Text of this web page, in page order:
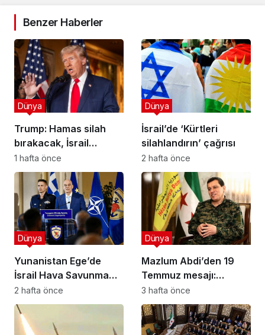
Benzer Haberler
Trump: Hamas silah
bırakacak, İsrail
Gazze’den çekilecek
Dünya
1 hafta önce
İsrail’de ‘Kürtleri
silahlandırın’ çağrısı
Dünya
2 hafta önce
Yunanistan Ege’de
İsrail Hava Savunma
Kalkanı Kuruyor: Yeni
Savunma Paketinde
Neler Var?
Dünya
2 hafta önce
Mazlum Abdi’den 19
Temmuz mesajı:
Demokratik ve çoğulcu
Suriye vurgusu
Dünya
3 hafta önce